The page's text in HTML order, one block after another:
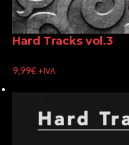
Hard Tracks vol.3
9,99€+IVA